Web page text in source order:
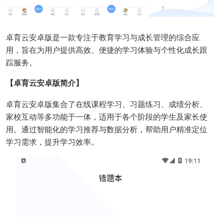
卓育云安卓版是一款专注于教育学习与成长管理的综合应
用，旨在为用户提供高效、便捷的学习体验与个性化成长跟
踪服务。
【卓育云安卓版简介】
卓育云安卓版集合了在线课程学习、习题练习、成绩分析、
家校互动等多功能于一体，适用于各个阶段的学生及家长使
用。通过智能化的学习推荐与数据分析，帮助用户精准定位
学习需求，提升学习效率。